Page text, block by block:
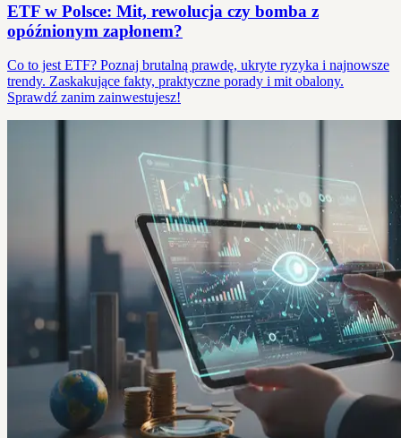
ETF w Polsce: Mit, rewolucja czy bomba z
opóźnionym zapłonem?
Co to jest ETF? Poznaj brutalną prawdę, ukryte ryzyka i najnowsze
trendy. Zaskakujące fakty, praktyczne porady i mit obalony.
Sprawdź zanim zainwestujesz!